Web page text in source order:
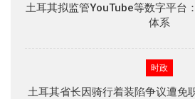
土耳其拟监管YouTube等数字平台
体系
时政
土耳其省长因骑行着装陷争议遭免